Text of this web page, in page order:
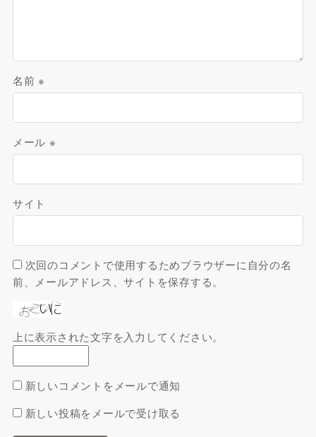
名前※
メール ※
サイト
次回のコメントで使用するためブラウザーに自分の名
前、メールアドレス、サイトを保存する。
上に表示された文字を入力してください。
新しいコメントをメールで通知
新しい投稿をメールで受け取る